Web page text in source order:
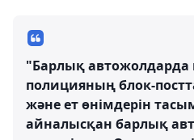
"Барлық автожолдарда
полицияның блок-
және ет өнімдерін
айналысқан барлық